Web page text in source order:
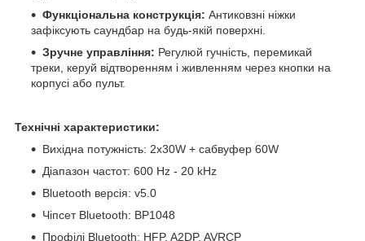
Функціональна конструкція: Антиковзні ніжки
зафіксують саундбар на будь-якій поверхні.
Зручне управління: Регулюй гучність, перемикай
треки, керуй відтворенням і живленням через кнопки на
корпусі або пульт.
Технічні характеристики:
Вихідна потужність: 2х30W + сабвуфер 60W
Діапазон частот: 600 Hz - 20 kHz
Bluetooth версія: v5.0
Чіпсет Bluetooth: BP1048
Профілі Bluetooth: HFP, A2DP, AVRCP